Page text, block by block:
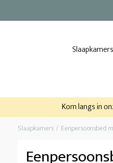
Kom langs in
Slaapkamers Eenpersoonsbed